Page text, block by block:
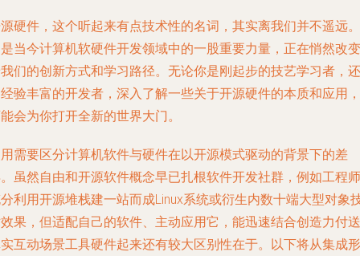
硬件，这个听起来有点技术性的名词，其实离我们并不遥远。
当今计算机软硬件开发领域中的一股重要力量，正在悄然改变
们的创新方式和学习路径。无论你是刚起步的技艺学习者，还
验丰富的开发者，深入了解一些关于开源硬件的本质和应用，
会为你打开全新的世界大门。
需要区分计算机软件与硬件在以开源模式驱动的背景下的差
虽然自由和开源软件概念早已扎根软件开发社群，例如工程师
利用开源堆栈建一站而成Linux系统或衍生内数十端大型对象
果，但适配自己的软件、主动应用它，能迅速结合创造力付送
互动场景工具硬件起来还有较大区别性在于。以下将从集成形